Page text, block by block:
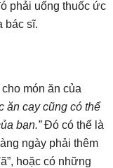
phải uống thuốc ức
bác sĩ.
món ăn của
ăn cay cũng có thể
bạn.”Đó có thể là
ngày phải thêm
hoặc có những